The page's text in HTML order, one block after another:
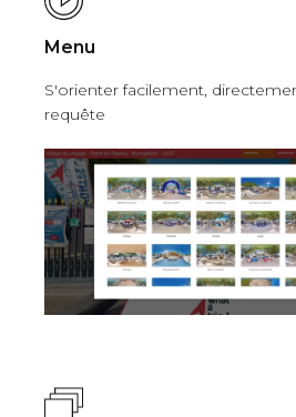
Menu
S'orienter facilement,
requête